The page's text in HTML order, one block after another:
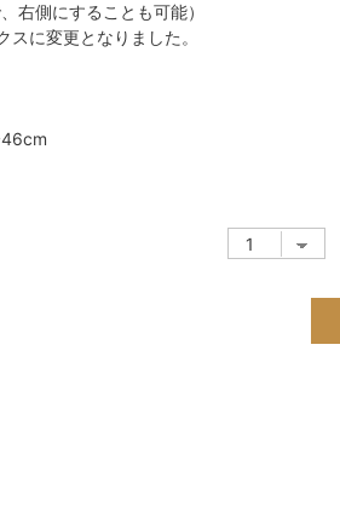
右側にすることも可能）
に変更となりました。
46cm